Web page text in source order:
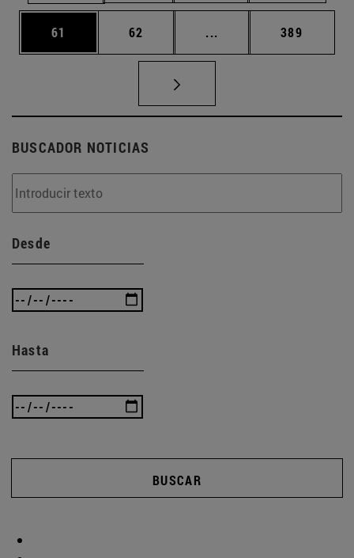
Página
61 Página
62 ... Páginas intermedias
Página
389
BUSCADOR NOTICIAS
Desde
Hasta
BUSCAR